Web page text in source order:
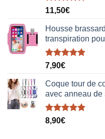
Note5.00
11,50€
Housse
transpiration
Note5.00
7,90€
Coque tour de
avec anneau de
Note5.00
8,90€